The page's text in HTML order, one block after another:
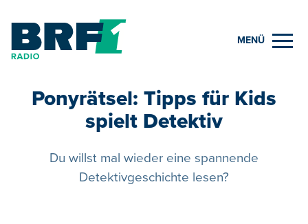
MENÜ
Ponyrätsel: Tipps für Kids
spielt Detektiv
Du willst mal wieder eine spannende
Detektivgeschichte lesen?